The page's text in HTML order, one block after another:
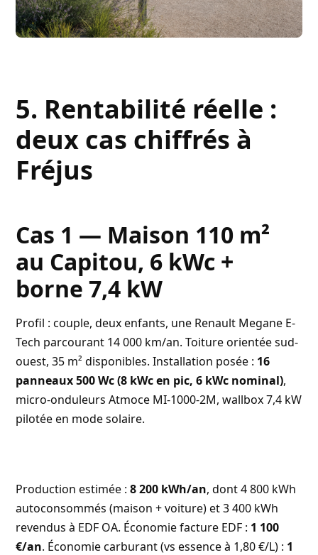
5. Rentabilité réelle :
deux cas chiffrés à
Fréjus
Cas 1 — Maison 110 m²
au Capitou, 6 kWc +
borne 7,4 kW
Profil : couple, deux enfants, une Renault Megane E-
Tech parcourant 14 000 km/an. Toiture orientée sud-
ouest, 35 m² disponibles. Installation posée : 16
panneaux 500 Wc (8 kWc en pic, 6 kWc nominal),
micro-onduleurs Atmoce MI-1000-2M, wallbox 7,4 kW
pilotée en mode solaire.
Production estimée :8 200 kWh/an, dont 4 800 kWh
autoconsommés (maison + voiture) et 3 400 kWh
revendus à EDF OA. Économie facture EDF : 1 100
€/an. Économie carburant (vs essence à 1,80 €/L) : 1